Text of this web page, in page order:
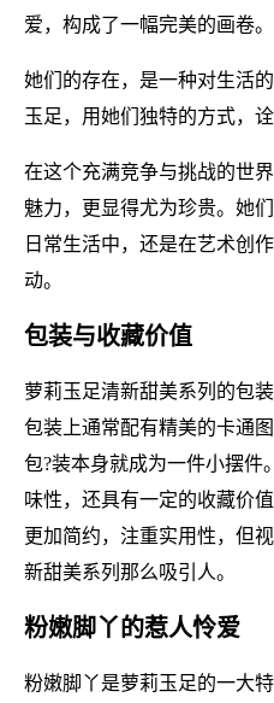
爱，构成了一幅完美的画卷。
她们的存在，是一种对生活
玉足，用她们独特的方式，
在这个充满竞争与挑战的世
魅力，更显得尤为珍贵。她
日常生活中，还是在艺术创
动。
包装与收藏价值
萝莉玉足清新甜美系列的包
包装上通常配有精美的卡通
包?装本身就成为一件小摆件
味性，还具有一定的收藏价
更加简约，注重实用性，但
新甜美系列那么吸引人。
粉嫩脚丫的惹人怜爱
粉嫩脚丫是萝莉玉足的一大